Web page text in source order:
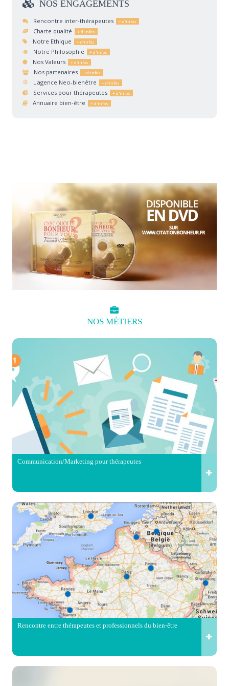
NOS ENGAGEMENTS
Rencontre inter-thérapeutes
Charte qualité
Notre Ethique
Notre Philosophie
Nos Valeurs
Nos partenaires
L'agence Neo-bienêtre
Services pour thérapeutes
Annuaire bien-être
NOS MÉTIERS
Communication/Marketing pour thérapeutes
Rencontre entre thérapeutes et professionnels du bien-être